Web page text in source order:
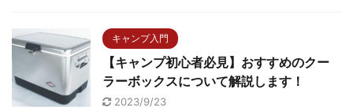
キャンプ入門
【キャンプ初心者必見】おすすめのクー
ラーボックスについて解説します！
2023/9/23